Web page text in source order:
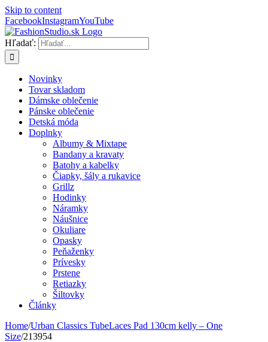
Skip to content
FacebookInstagramYouTube
Hľadať:
Novinky
Tovar skladom
Dámske oblečenie
Pánske oblečenie
Detská móda
Doplnky
Albumy & Mixtape
Bandany a kravaty
Batohy a kabelky
Čiapky, šály a rukavice
Grillz
Hodinky
Náramky
Náušnice
Okuliare
Opasky
Peňaženky
Prívesky
Prstene
Retiazky
Šiltovky
Články
Home/Urban Classics TubeLaces Pad 130cm kelly – One
Size/213954